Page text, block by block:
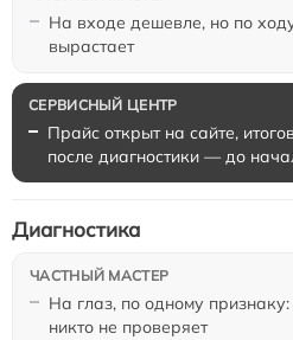
На входе дешевле, но по
вырастает
Прайс открыт на сайте,
после диагностики — до
На глаз, по одному
никто не проверяет
Диагностика